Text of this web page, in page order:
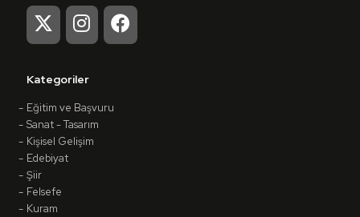
Kategoriler
Eğitim ve Başvuru
Sanat - Tasarım
Kişisel Gelişim
Edebiyat
Şiir
Felsefe
Kuram